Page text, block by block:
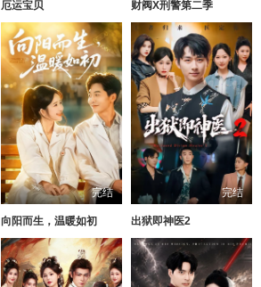
厄运宝贝 财阀X刑警第二季
完结
向阳而生，温暖如初
完结
出狱即神医2